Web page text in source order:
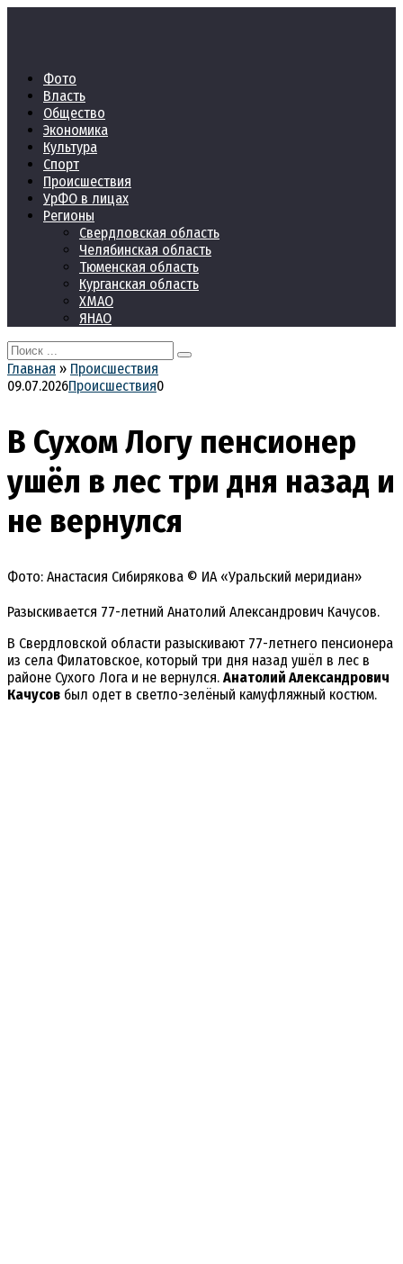
Фото
Власть
Общество
Экономика
Культура
Спорт
Происшествия
УрФО в лицах
Регионы
Свердловская область
Челябинская область
Тюменская область
Курганская область
ХМАО
ЯНАО
Search
for:
Главная » Происшествия
09.07.2026Происшествия0
В Сухом Логу пенсионер
ушёл в лес три дня назад и
не вернулся
Фото: Анастасия Сибирякова © ИА «Уральский меридиан»
Разыскивается 77-летний Анатолий Александрович Качусов.
В Свердловской области разыскивают 77-летнего пенсионера
из села Филатовское, который три дня назад ушёл в лес в
районе Сухого Лога и не вернулся. Анатолий Александрович
Качусов был одет в светло-зелёный камуфляжный костюм.